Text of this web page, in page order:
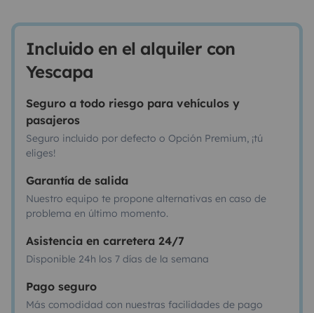
Incluido en el alquiler con
Yescapa
Seguro a todo riesgo para vehículos y
pasajeros
Seguro incluido por defecto o Opción Premium, ¡tú
eliges!
Garantía de salida
Nuestro equipo te propone alternativas en caso de
problema en último momento.
Asistencia en carretera 24/7
Disponible 24h los 7 días de la semana
Pago seguro
Más comodidad con nuestras facilidades de pago